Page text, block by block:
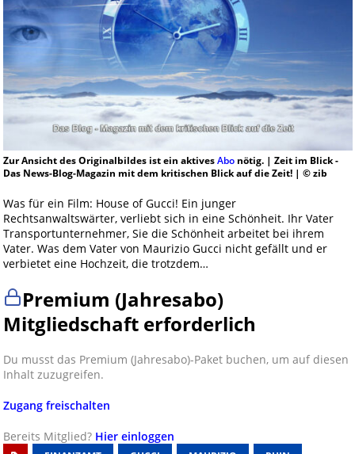
Zur Ansicht des Originalbildes ist ein aktivesAbonötig. | Zeit im Blick -
Das News-Blog-Magazin mit dem kritischen Blick auf die Zeit! | © zib
Was für ein Film: House of Gucci! Ein junger
Rechtsanwaltswärter, verliebt sich in eine Schönheit. Ihr Vater
Transportunternehmer, Sie die Schönheit arbeitet bei ihrem
Vater. Was dem Vater von Maurizio Gucci nicht gefällt und er
verbietet eine Hochzeit, die trotzdem…
Premium (Jahresabo)
Mitgliedschaft erforderlich
Du musst das Premium (Jahresabo)-Paket buchen, um auf diesen
Inhalt zuzugreifen.
Zugang freischalten
Bereits Mitglied? Hier einloggen